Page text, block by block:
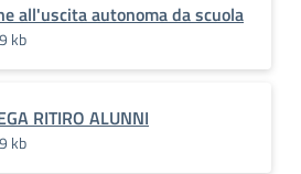
all'uscita autonoma da scuola
kb
RITIRO ALUNNI
kb